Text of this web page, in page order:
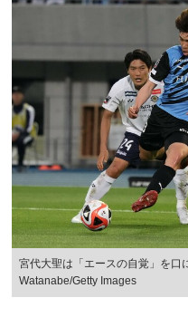
宮代大聖は「エースの自覚」を
Watanabe/Getty Images